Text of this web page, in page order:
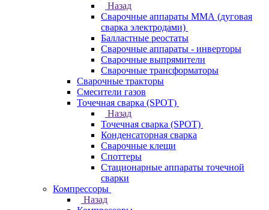
Назад
Сварочные аппараты ММА (дуговая
сварка электродами)
Балластные реостаты
Сварочные аппараты - инверторы
Сварочные выпрямители
Сварочные трансформаторы
Сварочные тракторы
Смесители газов
Точечная сварка (SPOT)
Назад
Точечная сварка (SPOT)
Конденсаторная сварка
Сварочные клещи
Споттеры
Стационарные аппараты точечной
сварки
Компрессоры
Назад